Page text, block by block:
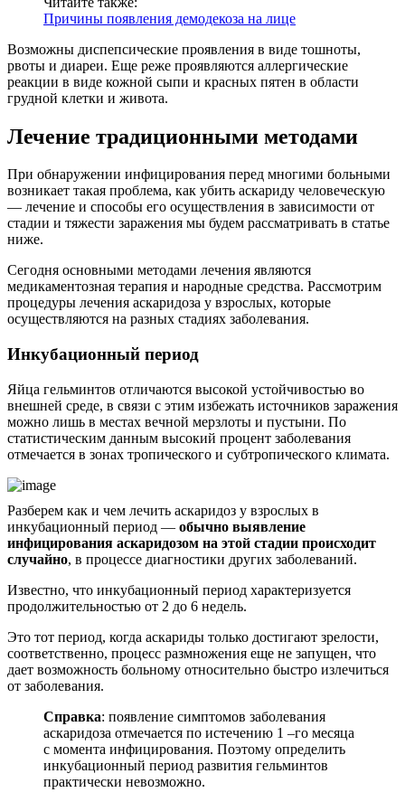
Причины появления демодекоза на лице
Возможны диспепсические проявления в виде тошноты,
рвоты и диареи. Еще реже проявляются аллергические
реакции в виде кожной сыпи и красных пятен в области
грудной клетки и живота.
Лечение традиционными методами
При обнаружении инфицирования перед многими больными
возникает такая проблема, как убить аскариду человеческую
— лечение и способы его осуществления в зависимости от
стадии и тяжести заражения мы будем рассматривать в статье
ниже.
Сегодня основными методами лечения являются
медикаментозная терапия и народные средства. Рассмотрим
процедуры лечения аскаридоза у взрослых, которые
осуществляются на разных стадиях заболевания.
Инкубационный период
Яйца гельминтов отличаются высокой устойчивостью во
внешней среде, в связи с этим избежать источников заражения
можно лишь в местах вечной мерзлоты и пустыни. По
статистическим данным высокий процент заболевания
отмечается в зонах тропического и субтропического климата.
Разберем как и чем лечить аскаридоз у взрослых в
инкубационный период — обычно выявление
инфицирования аскаридозом на этой стадии происходит
случайно, в процессе диагностики других заболеваний.
Известно, что инкубационный период характеризуется
продолжительностью от 2 до 6 недель.
Это тот период, когда аскариды только достигают зрелости,
соответственно, процесс размножения еще не запущен, что
дает возможность больному относительно быстро излечиться
от заболевания.
Справка: появление симптомов заболевания
аскаридоза отмечается по истечению 1 –го месяца
с момента инфицирования. Поэтому определить
инкубационный период развития гельминтов
практически невозможно.